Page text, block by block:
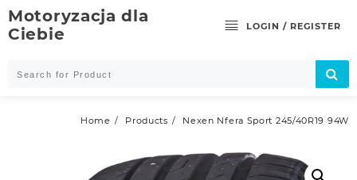
Skip
to
content
Motoryzacja dla
Ciebie
LOGIN / REGISTER
Home Products Nexen Nfera Sport 245/40R19 94W